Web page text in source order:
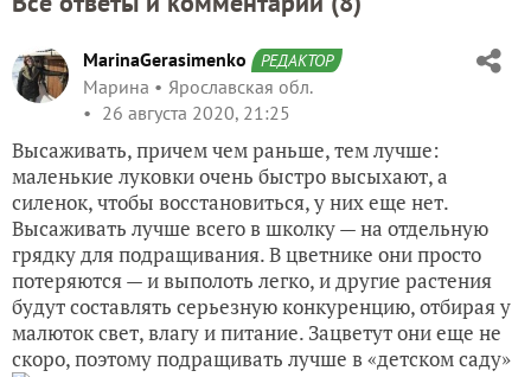
MarinaGerasimenko РЕДАКТОР
Марина
Ярославская обл.
26 августа 2020, 21:25
Высаживать, причем чем раньше, тем лучше:
маленькие луковки очень быстро высыхают, а
силенок, чтобы восстановиться, у них еще нет.
Высаживать лучше всего в школку — на отдельную
грядку для подращивания. В цветнике они просто
потеряются — и выполоть легко, и другие растения
будут составлять серьезную конкуренцию, отбирая у
малюток свет, влагу и питание. Зацветут они еще не
скоро, поэтому подращивать лучше в «детском саду»